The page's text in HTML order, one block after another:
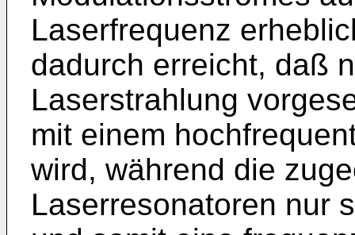
Laserfrequenz
dadurch erreicht, daß
Laserstrahlung
mit einem
wird, während die
Laserresonatoren nur